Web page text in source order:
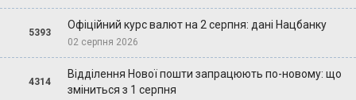
5393
Офіційний курс валют на 2 серпня: дані Нацбанку
02 серпня 2026
4314
Відділення Нової пошти запрацюють по-новому: що
зміниться з 1 серпня